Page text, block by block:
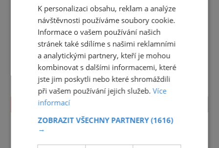
Jihočeský krajJihomoravský krajKarlovarský kraj
K personalizaci obsahu, reklam a analýze
návštěvnosti používáme soubory cookie.
Informace o vašem používání našich
stránek také sdílíme s našimi reklamními
a analytickými partnery, kteří je mohou
kombinovat s dalšími informacemi, které
jste jim poskytli nebo které shromáždili
při vašem používání jejich služeb.Více
informací
ZOBRAZIT VŠECHNY PARTNERY(1616)
→